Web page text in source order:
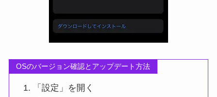
OSのバージョン確認とアップデート方法
「設定」を開く